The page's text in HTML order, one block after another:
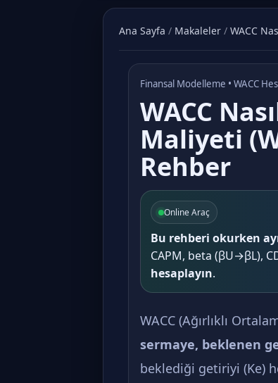
Ana Sayfa / Makaleler / WACC
Finansal Modelleme • WACC
WACC
Maliyeti
Rehber
Online Araç
Bu rehberi okurken
CAPM, beta (βU→βL),
hesaplayın.
WACC (Ağırlıklı
sermaye, beklenen
beklediği getiriyi (Ke)